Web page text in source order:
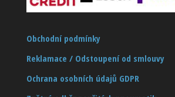
Obchodní podmínky
Reklamace / Odstoupení od smlouvy
Ochrana osobních údajů GDPR